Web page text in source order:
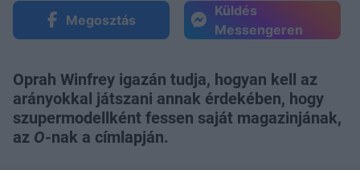
Megosztás
Küldés
Messengeren
Oprah Winfrey igazán tudja, hogyan kell az
arányokkal játszani annak érdekében, hogy
szupermodellként fessen saját magazinjának,
az O-nak a címlapján.